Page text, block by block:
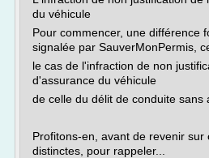
du véhicule
Pour commencer, une différence
signalée par SauverMonPermis,
le cas de l'infraction de non
d'assurance du véhicule
de celle du délit de conduite sans
Profitons-en, avant de revenir sur
distinctes, pour rappeler...